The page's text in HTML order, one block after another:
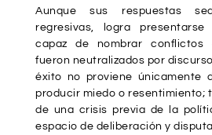
Aunque sus respuestas
regresivas, logra
capaz de nombrar conflictos
fueron neutralizados por
éxito no proviene únicamente
producir miedo o resentimiento;
de una crisis previa de la
espacio de deliberación y